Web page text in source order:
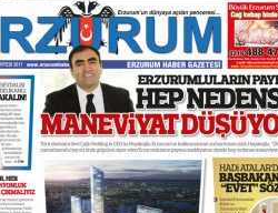
Bir fotoğraf, bir şehir, bir
gazeteci… Dizginler kimin
elinde?
31 Mart 2026 Salı
A. Berhan Yılmaz
BİR BÖLÜM DEĞİL, BİR ÖMÜR
SEÇİYORSUNUZ… “NEDEN
ATATÜRK ÜNİVERSİTESİ?”
28 Temmuz 2026 Salı
Ahmet Gökhan YAZICI